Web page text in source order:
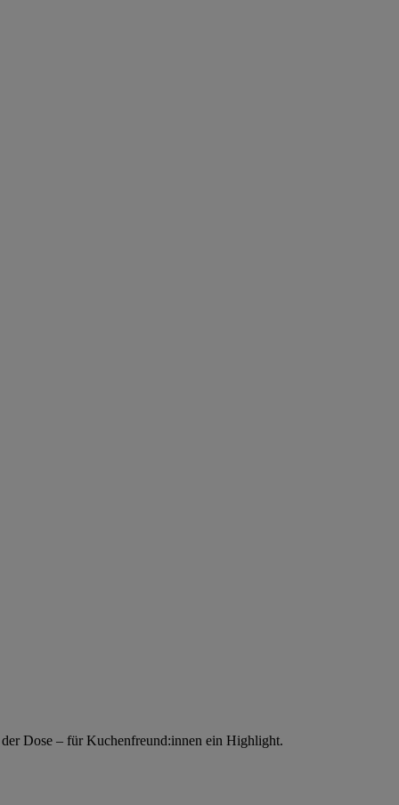
Dose – für Kuchenfreund:innen ein Highlight.